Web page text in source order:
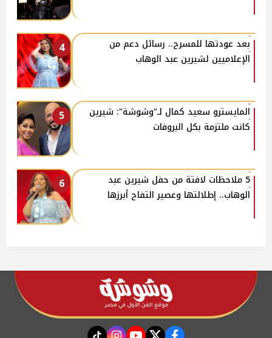
4
بعد عودتها للمسرح.. رسائل دعم من
الإعلاميين لشيرين عبد الوهاب
5
المايسترو سعيد كمال لـ"وشوشة": شيرين
كانت ملتزمة بكل البروفات
6
5 ملاحظات لافتة من حفل شيرين عبد
الوهاب.. إطلالتها وعصير التفاح أبرزها